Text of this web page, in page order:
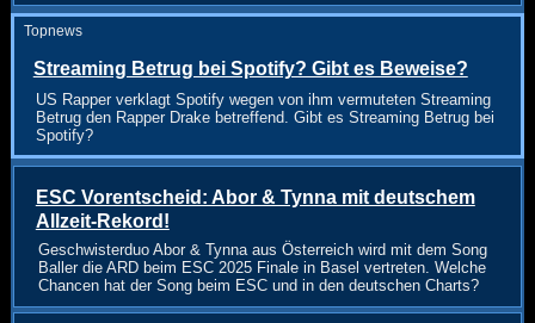
Topnews
Streaming Betrug bei Spotify? Gibt es Beweise?
US Rapper verklagt Spotify wegen von ihm vermuteten Streaming
Betrug den Rapper Drake betreffend. Gibt es Streaming Betrug bei
Spotify?
ESC Vorentscheid: Abor & Tynna mit deutschem
Allzeit-Rekord!
Geschwisterduo Abor & Tynna aus Österreich wird mit dem Song
Baller die ARD beim ESC 2025 Finale in Basel vertreten. Welche
Chancen hat der Song beim ESC und in den deutschen Charts?